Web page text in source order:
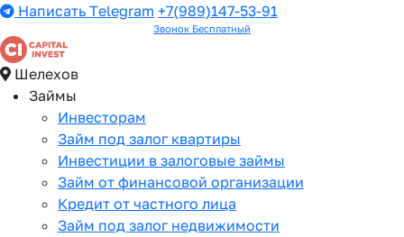
Написать Telegram +7(989)147-53-91
Звонок Бесплатный
Шелехов
Займы
Инвесторам
Займ под залог квартиры
Инвестиции в залоговые займы
Займ от финансовой организации
Кредит от частного лица
Займ под залог недвижимости